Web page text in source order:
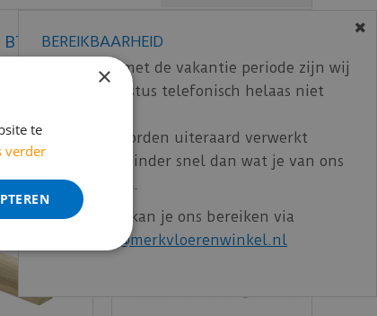
BEREIKBAARHEID
In verband met de vakantie periode zijn wij
t/m 14 augustus telefonisch helaas niet
Bestelling worden uiteraard verwerkt
echter iets minder snel dan wat je van ons
gewend bent.
Voor vragen kan je ons bereiken via
info@merkvloerenwinkel.nl
×
te
verder